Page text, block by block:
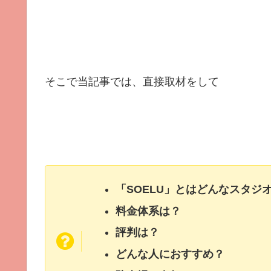
そこで当記事では、直接取材をして
「SOELU」とはどんなスタジ
料金体系は？
評判は？
どんな人におすすめ？